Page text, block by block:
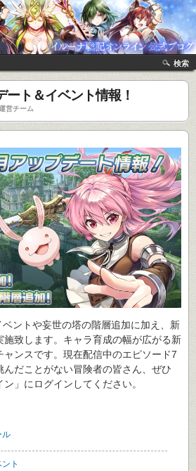
検索
ト＆イベント情報！
営チーム
ントや妄世の塔の階層追加に加え、新
致します。キャラ育成の幅が広がる新
ャンスです。現在配信中のエピソード7
だことがない冒険者の皆さん、ぜひ
ン」にログインしてください。
ル
ト